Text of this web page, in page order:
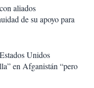
aliados
de su apoyo para
Unidos
en Afganistán “pero